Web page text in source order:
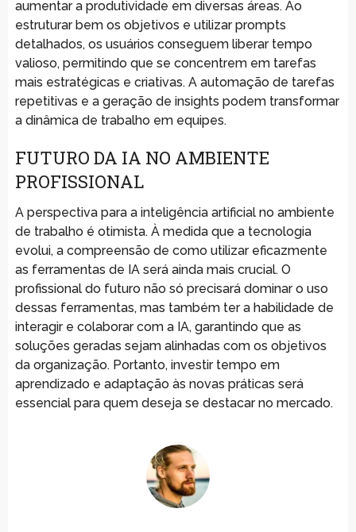
aumentar a produtividade em diversas áreas. Ao
estruturar bem os objetivos e utilizar prompts
detalhados, os usuários conseguem liberar tempo
valioso, permitindo que se concentrem em tarefas
mais estratégicas e criativas. A automação de tarefas
repetitivas e a geração de insights podem transformar
a dinâmica de trabalho em equipes.
FUTURO DA IA NO AMBIENTE
PROFISSIONAL
A perspectiva para a inteligência artificial no ambiente
de trabalho é otimista. À medida que a tecnologia
evolui, a compreensão de como utilizar eficazmente
as ferramentas de IA será ainda mais crucial. O
profissional do futuro não só precisará dominar o uso
dessas ferramentas, mas também ter a habilidade de
interagir e colaborar com a IA, garantindo que as
soluções geradas sejam alinhadas com os objetivos
da organização. Portanto, investir tempo em
aprendizado e adaptação às novas práticas será
essencial para quem deseja se destacar no mercado.